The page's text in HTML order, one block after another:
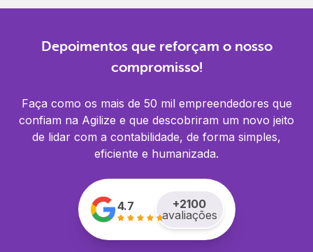
Depoimentos que reforçam o nosso
compromisso!
Faça como os mais de 50 mil empreendedores que
confiam na Agilize e que descobriram um novo jeito
de lidar com a contabilidade, de forma simples,
eficiente e humanizada.
4.7 +2100
avaliações